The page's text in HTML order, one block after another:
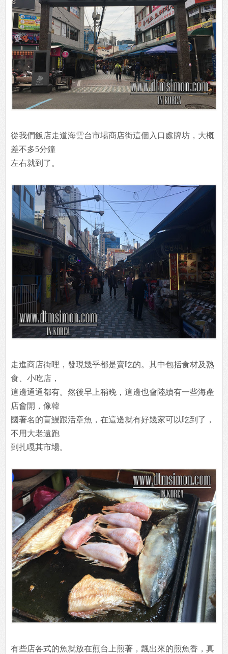
從我們飯店走道海雲台市場商店街這個入口處牌坊，大概
差不多5分鐘
左右就到了。
走進商店街哩，發現幾乎都是賣吃的。其中包括食材及熟
食、小吃店，
這邊通通都有。然後早上稍晚，這邊也會陸續有一些海產
店會開，像韓
國著名的盲鰻跟活章魚，在這邊就有好幾家可以吃到了，
不用大老遠跑
到扎嘎其市場。
有些店各式的魚就放在煎台上煎著，飄出來的煎魚香，真